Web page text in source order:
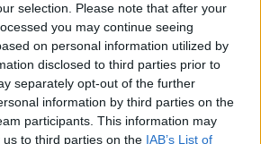
selection. Please note that after your
you may continue seeing
on personal information utilized by
disclosed to third parties prior to
separately opt-out of the further
information by third parties on the
participants. This information may
to third parties on the IAB’s List of
füle"...
vágyik, vásároljon jegyet
című előadására. Aki közben